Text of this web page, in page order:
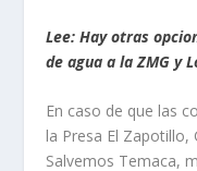
Lee: Hay otras
de agua a la ZMG y
En caso de que las
la Presa El Zapotillo,
Salvemos Temaca,